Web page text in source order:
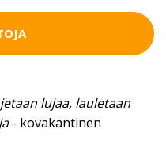
lujaa, lauletaan
- kovakantinen